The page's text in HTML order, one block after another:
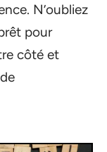
N’oubliez
pour
côté et